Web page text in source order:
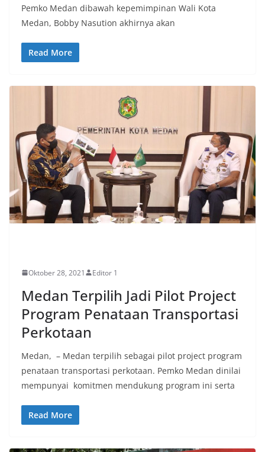
Pemko Medan dibawah kepemimpinan Wali Kota
Medan, Bobby Nasution akhirnya akan
Read More
Oktober 28, 2021 Editor 1
Medan Terpilih Jadi Pilot Project
Program Penataan Transportasi
Perkotaan
Medan, – Medan terpilih sebagai pilot project program
penataan transportasi perkotaan. Pemko Medan dinilai
mempunyai komitmen mendukung program ini serta
Read More